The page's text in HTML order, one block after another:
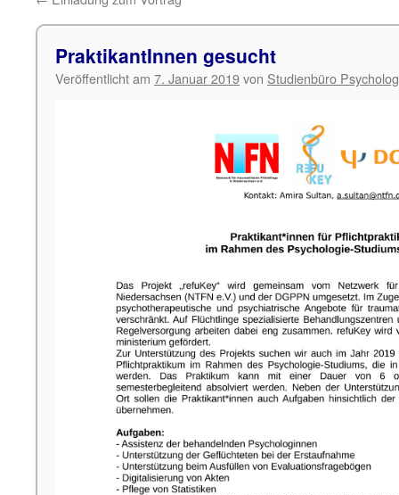
PraktikantInnen gesucht
Veröffentlicht am 7. Januar 2019von Studienbüro